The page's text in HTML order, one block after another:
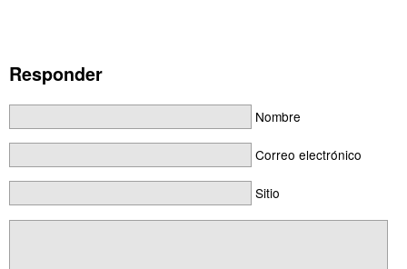
Responder
Nombre
Correo electrónico
Sitio